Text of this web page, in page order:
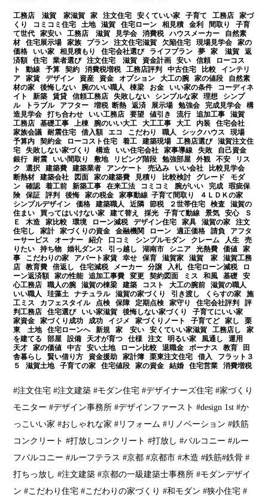
工務店 滋賀 家滋賀 家 注文住宅 安くていい家 子育て 工務店 家づ
くり コミコミ住宅 土地 滋賀 住宅ローン 相見積 金利 間取り 子育
て世代 家安い 工務店 滋賀 見学会 消費税 ハウスメーカー 自然素
材 住宅展示場 家族 プラン 注文住宅滋賀 欠陥住宅 現場見学会 家の
価格 いい家 相見積もり 住宅会社選び ライフプラン 夢 家 滋賀 返
済額 住宅 業者選び 注文住宅 滋賀 資金計画 安い 信頼 ローコス
ト 動線 予算 契約 消費税増税 工務店評判 中古住宅 比較 インテリ
ア 家賃 デザイン 資産 資金 オプション 大工の腕 家の値段 自然素
材の家 後悔しない 腕のいい職人 棟梁 お金 いい家の条件 コーディネ
イト 新築 賃貸 信頼工務店 失敗しない シンプルな家 理想 シンプ
ル トラブル アフター 増税 断熱 返済 展示場 勉強会 完成見学会 構
造見学会 打ち合わせ いい工務店 要望 値引き 流行 追加工事 滋賀
工務店 基礎工事 上棟 腕のいい大工 大工工事 大工 内装 住宅会社
家族会議 耐震住宅 借入額 エコ こだわり 職人 シックハウス 現場
予算内 契約金 ローコスト住宅 着工 建築現場 工務店選び 滋賀注文住
宅 失敗しない家づくり 構造 いい住宅会社 家事導線 失敗 自己資金
銀行 耐震 いい間取り 敷地 リビング階段 勉強部屋 外観 不安 リス
ク 選択 建築費 建築業者 アンケート 売込み いい会社 比較見学会
断熱材 建築会社 図面 家の建築費 見積り 比較検討 グレード モダ
ン 確認 着工前 新築工事 在来工法 コミコミ 腕がいい 完成 瑕疵保
険 保証 評判 後悔 家の税金 家事動線 子育て間取り ４ＬＤＫの家
シンプルデザイン 価格 建築職人 近隣 節税 ２世帯住宅 検査 滋賀の
住まい 買ってはいけない家 建て替え 採光 子育て動線 景気 安心 Ｓ
Ｅ 木造 家比較 環境 ローン減税 デザイン住宅 家具 滋賀の家 注文
住宅し 家計 家づくりの資金 金融機関 ローン 適正価格 請負 アフタ
ーサービス オーナー 紹介 口コミ シンプルモダン クレーム 人生 売
りたい 持ち物 婚礼ダンス 引っ越し 湖南市 シニア 光熱費 価値 家
事 こだわりの家 アパート家賃 幸せ 保育 滋賀家 滋賀 家 滋賀工務
店 教育費 倍返し 住宅減税 メーカー 分譲 入札 住宅ローン減税 ロ
ーン返済額 家の性能 追加工事費 変更 契約図面 ミス 和風 基礎 安
心工務店 職人の腕 滋賀の棟梁 建築 コスト 大工の腕前 滋賀の職人
いい職人 珪藻土 ナチュラル 滋賀の家づくり 引き渡し くらすの家 施
工ミス カフェスタイル 点検 保障 定期点検 家守り 住宅会社評判 評
判工務店 住宅選び いい家滋賀 後悔しない家づくり 子育てにいい家
家資金 家づくり成功 成功 イジメ 家づくりノート 子育てど 家し 栗
東 土地 住宅ローンへ 新規 家 安い 安くていい家滋賀 工務店し 家
を建てる 部屋 設備 天才が育つ 仕様 注文 明るい家 風通し 運用
天才 家の価値 中古 安い土地 ローン比較 退職金 ボーナス 教育 田
舎暮らし 賢い借り方 資金援助 家計簿 栗東注文住宅 借入 フラット３
５ 滋賀土地 子育ての家 住宅値段 家の資金 結婚 住宅営業 消費増税
#注文住宅 #注文建築 #モダン住宅 #デザイナーズ住宅 #家づくり
モニター #デザイン事務所 #デザインファースト #design 1st #か
っこいい家 #おしゃれな家 #リフォーム #リノベーション #鉄筋
コンクリート #打放しコンクリート #打放し #バルコニー #ルー
フバルコニー #ルーフテラス #京都 #京都市 #木造 #鉄筋#鉄骨 #
打ちっ放し #注文建築 #京都の一級建築士事務所 #モダンデザイ
ン #こだわり住宅 #こだわりの家づくり #和モダン #狭小住宅 #